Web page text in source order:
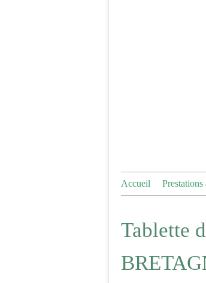
Accueil Prestations
Tablette